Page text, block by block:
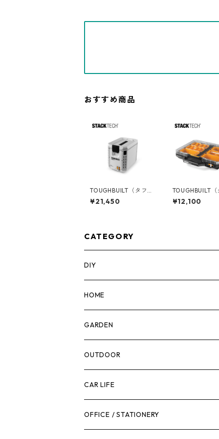
おすすめ商品
TOUGHBUILT（タフビ
ルト）STACK TECH(ス
タックテック) ハード
¥21,450
TOUGHBUILT
ルト）STACK
タックテック) オーガ
¥12,100
CATEGORY
DIY
マーカー
計測機器
腰袋・ツールホルスター
工具箱
作業台
HOME
5ガロンバケツ
キッチン
日用品
ボディケア
GARDEN
剪定ばさみ
ガーデンツール
ガーデンチェア
OUTDOOR
スツール
バンジーバンド
CAR LIFE
メンテナンスグッズ
OFFICE / STATIONERY